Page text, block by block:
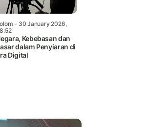
- 30 January 2026,
Kebebasan dan
dalam Penyiaran di
Digital